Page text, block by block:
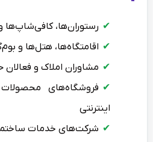
رستوران‌ها،
اقامتگاه‌ها، هتل‌ها و
مشاوران املاک و
فروشگاه‌های
اینترنتی
شرکت‌های خدمات